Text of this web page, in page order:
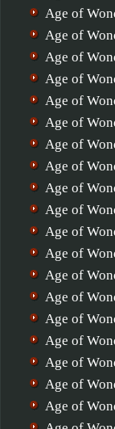
Age of
Age of
Age of
Age of
Age of
Age of
Age of
Age of
Age of
Age of
Age of
Age of
Age of
Age of
Age of
Age of
Age of
Age of
Age of